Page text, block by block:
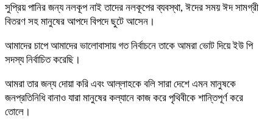
সুপ্রিয় পানির জন্য নলকূপ নাই তাদের নলকূপের ব্যবস্থা, ঈদের সময় ঈদ সামগ্রী
বিতরণ সহ মানুষের আপদে বিপদে ছুটে আসেন।
আমাদের চাপে আমাদের ভালোবাসায় গত নির্বাচনে তাকে আমরা ভোট দিয়ে ইউ পি
সদস্য নির্বাচিত করেছি।
আমরা তার জন্য দোয়া করি এবং আল্লাহকে বলি সারা দেশে এমন মানুষকে
জনপ্রতিনিধি বানাও যারা মানুষের কল্যানে কাজ করে পৃথিবীকে শান্তিপূর্ণ করে
তোলে।